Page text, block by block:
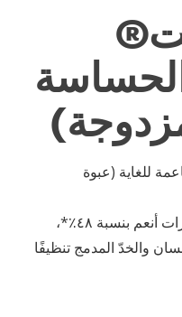
الحساسة
– ناعمة للغاية (عبوة
تتميز فرشاة كولجيت® ٣٦٠° بالفحم للأسنان الحساسة بشعيرات أنعم بنسبة ٤٨٪*،
والخدّ المدمج تنظيفًا